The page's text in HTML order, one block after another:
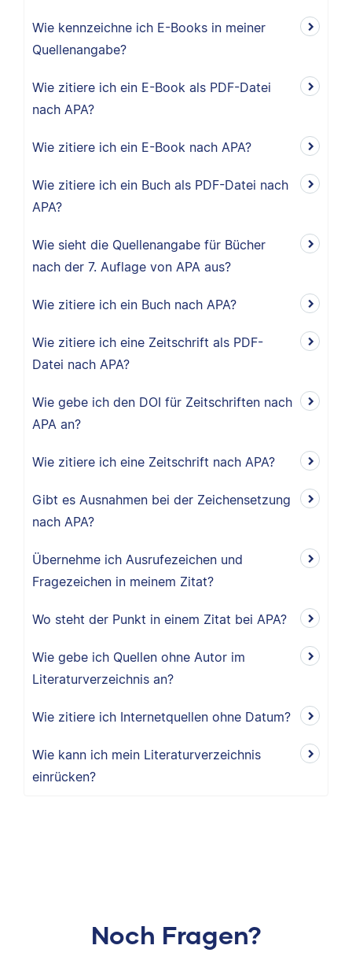
Wie kennzeichne ich E-Books in meiner
Quellenangabe?
Wie zitiere ich ein E-Book als PDF-Datei
nach APA?
Wie zitiere ich ein E-Book nach APA?
Wie zitiere ich ein Buch als PDF-Datei nach
APA?
Wie sieht die Quellenangabe für Bücher
nach der 7. Auflage von APA aus?
Wie zitiere ich ein Buch nach APA?
Wie zitiere ich eine Zeitschrift als PDF-
Datei nach APA?
Wie gebe ich den DOI für Zeitschriften nach
APA an?
Wie zitiere ich eine Zeitschrift nach APA?
Gibt es Ausnahmen bei der Zeichensetzung
nach APA?
Übernehme ich Ausrufezeichen und
Fragezeichen in meinem Zitat?
Wo steht der Punkt in einem Zitat bei APA?
Wie gebe ich Quellen ohne Autor im
Literaturverzeichnis an?
Wie zitiere ich Internetquellen ohne Datum?
Wie kann ich mein Literaturverzeichnis
einrücken?
Noch Fragen?